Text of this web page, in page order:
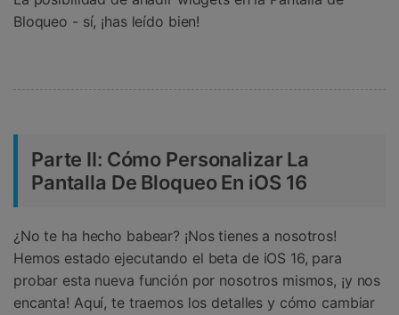
Bloqueo - sí, ¡has leído bien!
Parte II: Cómo Personalizar La
Pantalla De Bloqueo En iOS 16
¿No te ha hecho babear? ¡Nos tienes a nosotros!
Hemos estado ejecutando el beta de iOS 16, para
probar esta nueva función por nosotros mismos, ¡y nos
encanta! Aquí, te traemos los detalles y cómo cambiar